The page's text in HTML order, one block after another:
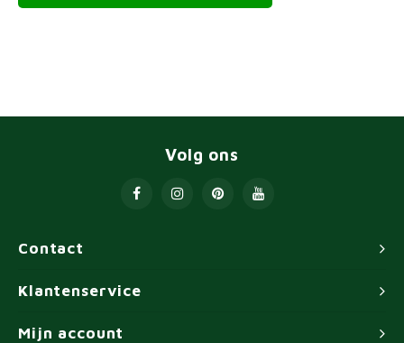
Contact
Volg ons
Klantenservice
Mijn account